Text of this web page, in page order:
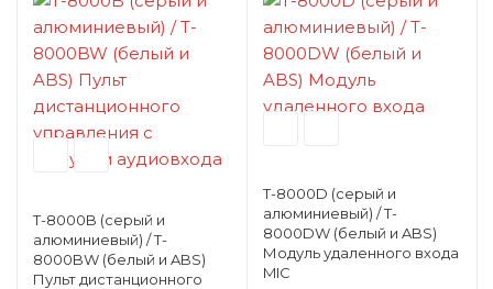
T-8000B (серый и
алюминиевый) / T-
8000BW (белый и ABS)
Пульт дистанционного
T-8000D (серый и
алюминиевый) / T-
8000DW (белый и ABS)
Модуль удаленного входа
MIC